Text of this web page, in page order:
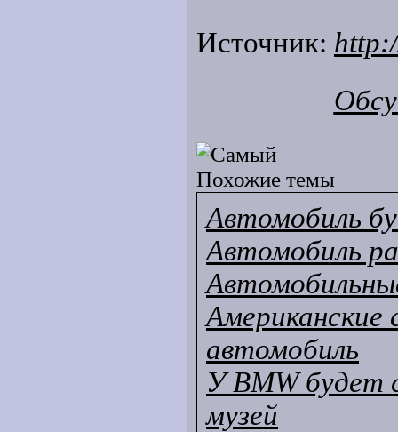
Источник:
Похожие темы
Автомобиль
Автомобиль
автомобиль
У BMW будет
музей